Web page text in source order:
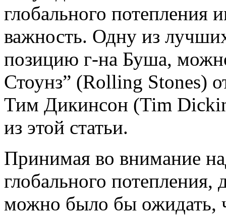
глобального потепления
важность. Одну из
позицию г-на Буша,
Стоунз” (Rolling Stones)
Тим Дикинсон (Tim
из этой статьи.
Принимая во внимание
глобального
можно было бы ожидать,